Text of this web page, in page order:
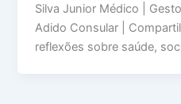
Silva Junior Médico |
Adido Consular |
reflexões sobre saúde,